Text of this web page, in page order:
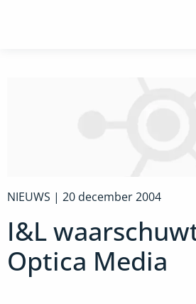
NIEUWS | 20 december 2004
I&L
Optica Media